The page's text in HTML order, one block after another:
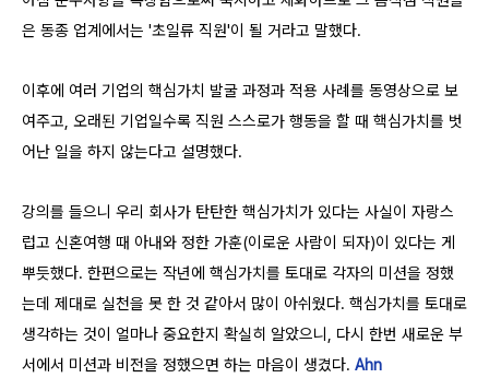
은 동종 업계에서는 '초일류 직원'이 될 거라고 말했다.
이후에 여러 기업의 핵심가치 발굴 과정과 적용 사례를 동영상으로 보
여주고, 오래된 기업일수록 직원 스스로가 행동을 할 때 핵심가치를 벗
어난 일을 하지 않는다고 설명했다.
강의를 들으니 우리 회사가 탄탄한 핵심가치가 있다는 사실이 자랑스
럽고 신혼여행 때 아내와 정한 가훈(이로운 사람이 되자)이 있다는 게
뿌듯했다. 한편으로는 작년에 핵심가치를 토대로 각자의 미션을 정했
는데 제대로 실천을 못 한 것 같아서 많이 아쉬웠다. 핵심가치를 토대로
생각하는 것이 얼마나 중요한지 확실히 알았으니, 다시 한번 새로운 부
서에서 미션과 비전을 정했으면 하는 마음이 생겼다. Ahn